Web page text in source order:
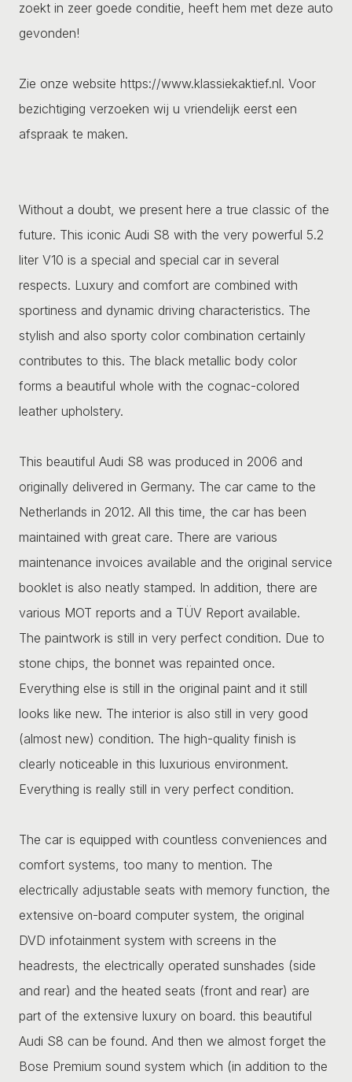
zoekt in zeer goede conditie, heeft hem met deze auto
gevonden!
Zie onze website https://www.klassiekaktief.nl. Voor
bezichtiging verzoeken wij u vriendelijk eerst een
afspraak te maken.
Without a doubt, we present here a true classic of the
future. This iconic Audi S8 with the very powerful 5.2
liter V10 is a special and special car in several
respects. Luxury and comfort are combined with
sportiness and dynamic driving characteristics. The
stylish and also sporty color combination certainly
contributes to this. The black metallic body color
forms a beautiful whole with the cognac-colored
leather upholstery.
This beautiful Audi S8 was produced in 2006 and
originally delivered in Germany. The car came to the
Netherlands in 2012. All this time, the car has been
maintained with great care. There are various
maintenance invoices available and the original service
booklet is also neatly stamped. In addition, there are
various MOT reports and a TÜV Report available.
The paintwork is still in very perfect condition. Due to
stone chips, the bonnet was repainted once.
Everything else is still in the original paint and it still
looks like new. The interior is also still in very good
(almost new) condition. The high-quality finish is
clearly noticeable in this luxurious environment.
Everything is really still in very perfect condition.
The car is equipped with countless conveniences and
comfort systems, too many to mention. The
electrically adjustable seats with memory function, the
extensive on-board computer system, the original
DVD infotainment system with screens in the
headrests, the electrically operated sunshades (side
and rear) and the heated seats (front and rear) are
part of the extensive luxury on board. this beautiful
Audi S8 can be found. And then we almost forget the
Bose Premium sound system which (in addition to the